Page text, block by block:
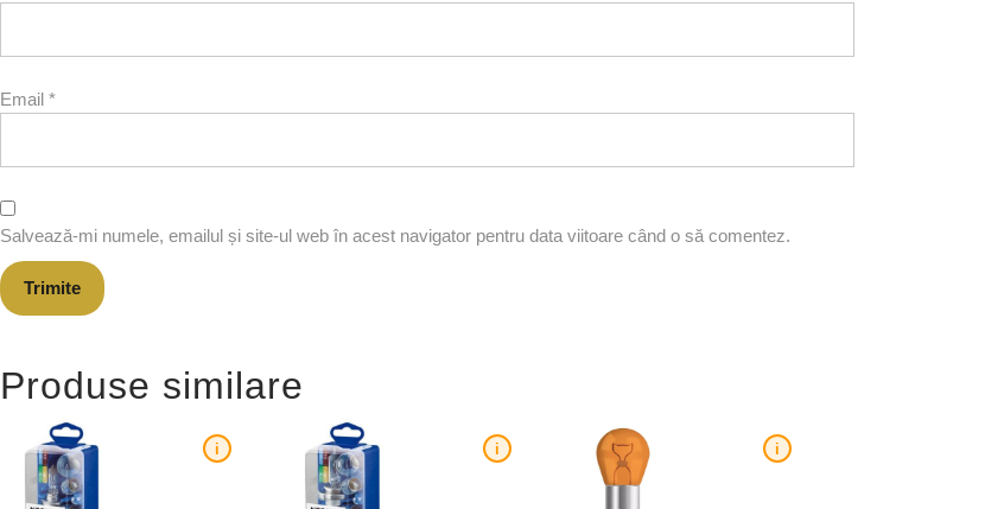
Email *
Salvează-mi numele, emailul și site-ul web în acest navigator pentru data viitoare când o să comentez.
Produse similare
i i i